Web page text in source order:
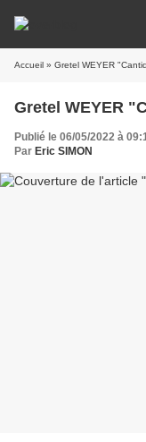
Accueil » Gretel WEYER
Gretel WEYER
Publié le 06/05/2022 à
Par Eric SIMON